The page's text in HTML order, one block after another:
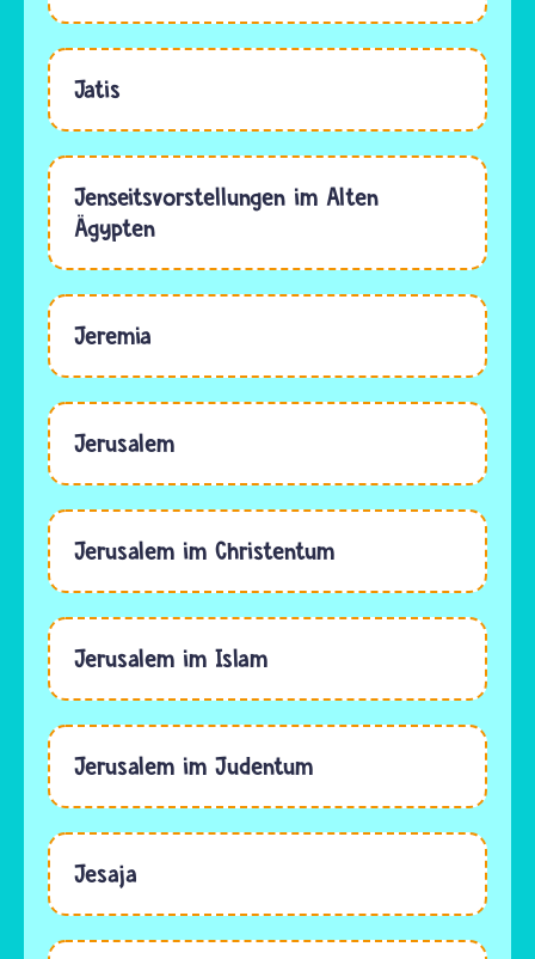
Jatis
Jenseitsvorstellungen im Alten
Ägypten
Jeremia
Jerusalem
Jerusalem im Christentum
Jerusalem im Islam
Jerusalem im Judentum
Jesaja